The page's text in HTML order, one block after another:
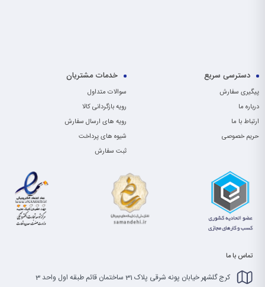
دسترسی سریع
پیگیری سفارش
درباره ما
ارتباط با ما
حریم خصوصی
خدمات مشتریان
سوالات متداول
رویه بازگردانی کالا
رویه های ارسال سفارش
شیوه های پرداخت
ثبت سفارش
تماس با ما
کرج گلشهر خیابان پونه شرقی پلاک 31 ساختمان قائم طبقه اول واحد 3